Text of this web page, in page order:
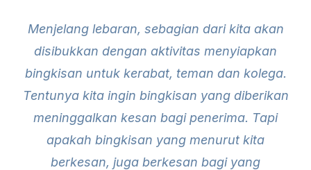
Menjelang lebaran, sebagian dari kita akan
disibukkan dengan aktivitas menyiapkan
bingkisan untuk kerabat, teman dan kolega.
Tentunya kita ingin bingkisan yang diberikan
meninggalkan kesan bagi penerima. Tapi
apakah bingkisan yang menurut kita
berkesan, juga berkesan bagi yang